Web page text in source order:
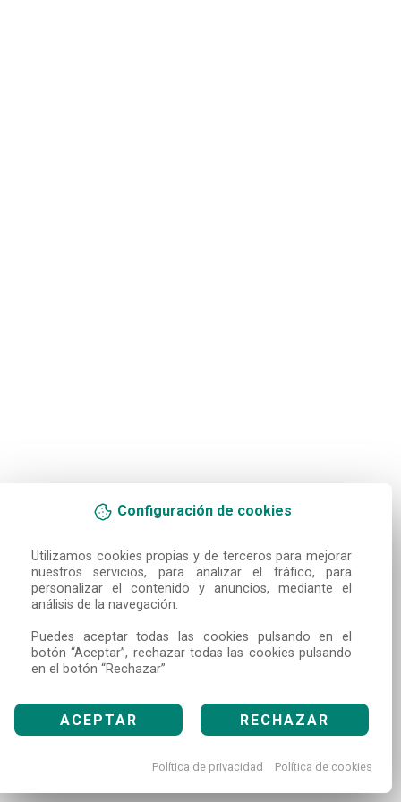
Configuración de cookies
Utilizamos cookies propias y de terceros para mejorar
nuestros servicios, para analizar el tráfico, para
personalizar el contenido y anuncios, mediante el
análisis de la navegación.
Puedes aceptar todas las cookies pulsando en el
botón “Aceptar”, rechazar todas las cookies pulsando
en el botón “Rechazar”
ACEPTAR RECHAZAR
Política de privacidad Política de cookies